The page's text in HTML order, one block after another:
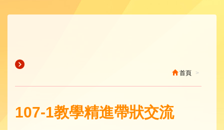
首頁
107-1教學精進帶狀交流